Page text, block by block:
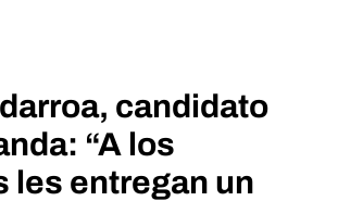
candidato
“A los
les entregan un